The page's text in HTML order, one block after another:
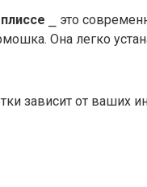
⎯ это
Она легко
зависит от ваших